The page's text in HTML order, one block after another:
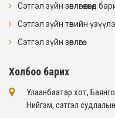
Сэтгэл зүйн зөвлөгөө өгөхөд
Сэтгэл зүйн төвийн
Сэтгэл зүйн зөвлөгөө
Холбоо барих
Улаанбаатар хот,
Нийгэм, сэтгэл